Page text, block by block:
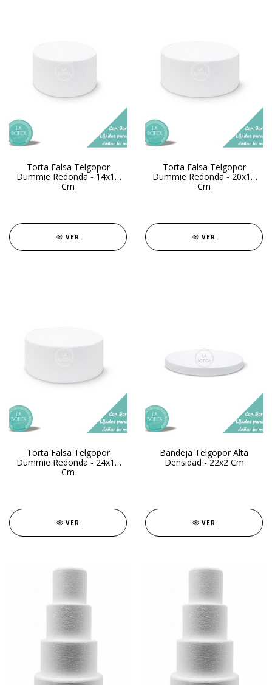
Torta Falsa Telgopor
Dummie Redonda - 14x10
Cm
VER
Torta Falsa Telgopor
Dummie Redonda - 20x10
Cm
VER
Torta Falsa Telgopor
Dummie Redonda - 24x10
Cm
VER
Bandeja Telgopor Alta
Densidad - 22x2 Cm
VER